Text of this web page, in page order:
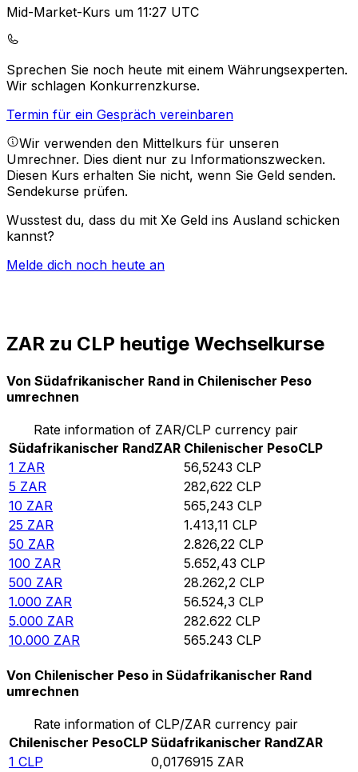
Mid-Market-Kurs um 11:27 UTC
Sprechen Sie noch heute mit einem Währungsexperten.
Wir schlagen Konkurrenzkurse.
Termin für ein Gespräch vereinbaren
Wir verwenden den Mittelkurs für unseren
Umrechner. Dies dient nur zu Informationszwecken.
Diesen Kurs erhalten Sie nicht, wenn Sie Geld senden.
Sendekurse prüfen.
Wusstest du, dass du mit Xe Geld ins Ausland schicken
kannst?
Melde dich noch heute an
ZAR zu CLP heutige Wechselkurse
Von Südafrikanischer Rand in Chilenischer Peso
umrechnen
Rate information of ZAR/CLP currency pair
Südafrikanischer RandZAR Chilenischer PesoCLP
1 ZAR 56,5243 CLP
5 ZAR 282,622 CLP
10 ZAR 565,243 CLP
25 ZAR 1.413,11 CLP
50 ZAR 2.826,22 CLP
100 ZAR 5.652,43 CLP
500 ZAR 28.262,2 CLP
1.000 ZAR 56.524,3 CLP
5.000 ZAR 282.622 CLP
10.000 ZAR 565.243 CLP
Von Chilenischer Peso in Südafrikanischer Rand
umrechnen
Rate information of CLP/ZAR currency pair
Chilenischer PesoCLP Südafrikanischer RandZAR
1 CLP 0,0176915 ZAR